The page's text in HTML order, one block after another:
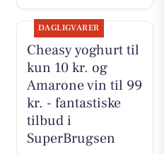
DAGLIGVARER
Cheasy yoghurt til
kun 10 kr. og
Amarone vin til 99
kr. - fantastiske
tilbud i
SuperBrugsen